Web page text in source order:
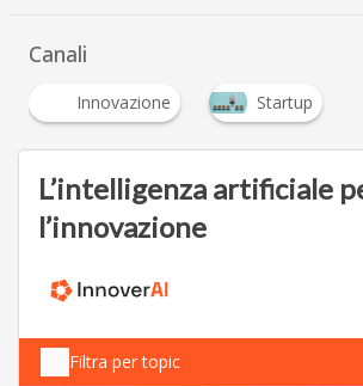
Canali
Innovazione Startup
L’intelligenza artificiale
l’innovazione
Filtra per topic